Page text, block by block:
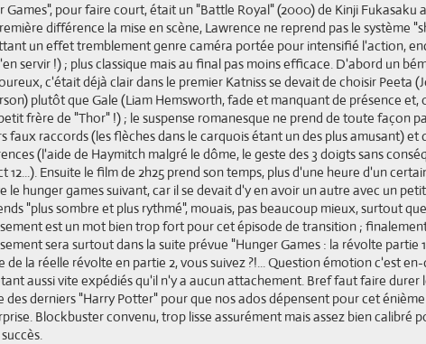
Games", pour faire court, était un "Battle Royal" (2000) de Kinji Fukasaku
différence la mise en scène, Lawrence ne reprend pas le système
un effet tremblement genre caméra portée pour intensifié l'action,
servir !) ; plus classique mais au final pas moins efficace. D'abord un
c'était déjà clair dans le premier Katniss se devait de choisir Peeta
plutôt que Gale (Liam Hemsworth, fade et manquant de présence et,
frère de "Thor" !) ; le suspense romanesque ne prend de toute façon
faux raccords (les flèches dans le carquois étant un des plus amusant) et
(l'aide de Haymitch malgré le dôme, le geste des 3 doigts sans
12...). Ensuite le film de 2h25 prend son temps, plus d'une heure d'un
le hunger games suivant, car il se devait d'y en avoir un autre avec un
"plus sombre et plus rythmé", mouais, pas beaucoup mieux, surtout que
est un mot bien trop fort pour cet épisode de transition ;
sera surtout dans la suite prévue "Hunger Games : la révolte partie
de la réelle révolte en partie 2, vous suivez ?!... Question émotion c'est en-
aussi vite expédiés qu'il n'y a aucun attachement. Bref faut faire durer
des derniers "Harry Potter" pour que nos ados dépensent pour cet
Blockbuster convenu, trop lisse assurément mais assez bien calibré